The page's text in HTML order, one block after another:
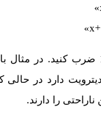
سپس، نتیجه را در 100 ضرب کنید.
را دارند.